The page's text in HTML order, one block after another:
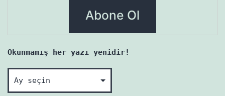
Okunmamış her yazı yenidir!
Okunmamış
her